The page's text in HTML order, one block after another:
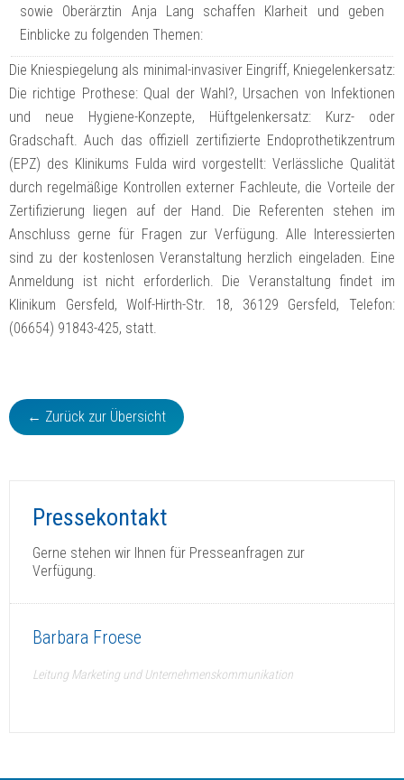
Pressekontakt
Gerne stehen wir Ihnen für Presseanfragen zur
Verfügung.
Barbara Froese
Leitung Marketing und Unternehmenskommunikation
sowie Oberärztin Anja Lang schaffen Klarheit und geben
Einblicke zu folgenden Themen:
Die Kniespiegelung als minimal-invasiver Eingriff, Kniegelenkersatz:
Die richtige Prothese: Qual der Wahl?, Ursachen von Infektionen
und neue Hygiene-Konzepte, Hüftgelenkersatz: Kurz- oder
Gradschaft. Auch das offiziell zertifizierte Endoprothetikzentrum
(EPZ) des Klinikums Fulda wird vorgestellt: Verlässliche Qualität
durch regelmäßige Kontrollen externer Fachleute, die Vorteile der
Zertifizierung liegen auf der Hand. Die Referenten stehen im
Anschluss gerne für Fragen zur Verfügung. Alle Interessierten
sind zu der kostenlosen Veranstaltung herzlich eingeladen. Eine
Anmeldung ist nicht erforderlich. Die Veranstaltung findet im
Klinikum Gersfeld, Wolf-Hirth-Str. 18, 36129 Gersfeld, Telefon:
(06654) 91843-425, statt.
← Zurück zur Übersicht